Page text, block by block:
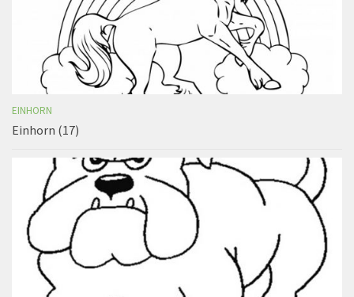
EINHORN
Einhorn (17)